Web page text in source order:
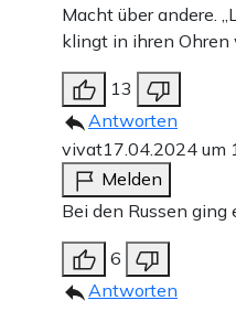
Macht über andere.
klingt in ihren Ohren
13
Antworten
vivat17.04.2024 um
Melden
Bei den Russen ging
6
Antworten